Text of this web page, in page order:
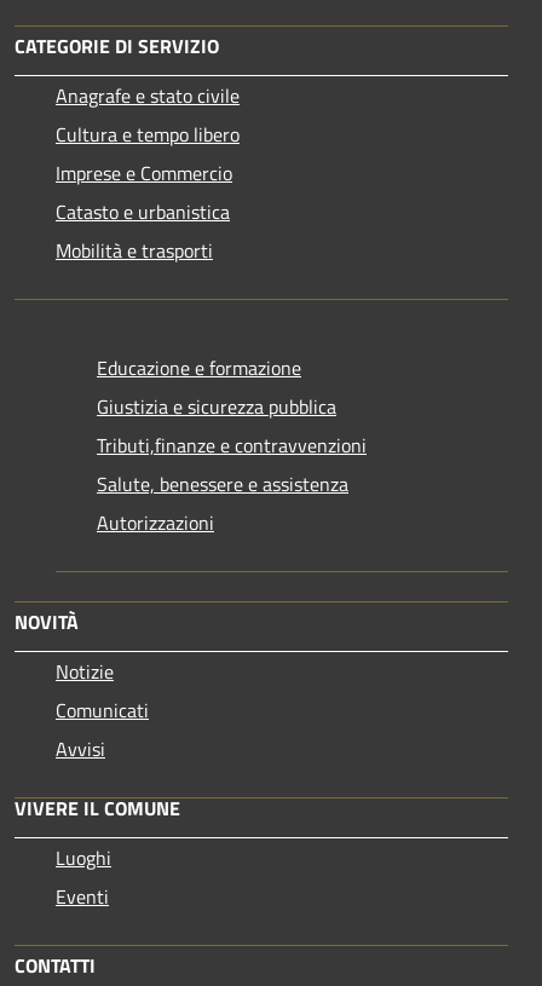
CATEGORIE DI SERVIZIO
Anagrafe e stato civile
Cultura e tempo libero
Imprese e Commercio
Catasto e urbanistica
Mobilità e trasporti
Educazione e formazione
Giustizia e sicurezza pubblica
Tributi,finanze e contravvenzioni
Salute, benessere e assistenza
Autorizzazioni
NOVITÀ
Notizie
Comunicati
Avvisi
VIVERE IL COMUNE
Luoghi
Eventi
CONTATTI